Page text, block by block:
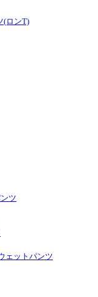
(ロンT)
ツ
ェットパンツ